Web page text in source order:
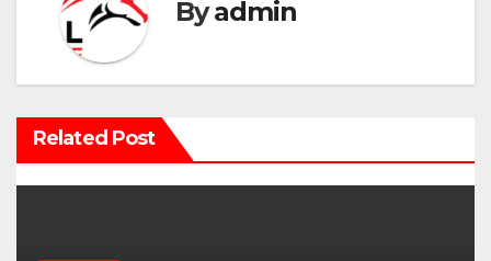
a
c
ó
n
Byadmin
Related Post